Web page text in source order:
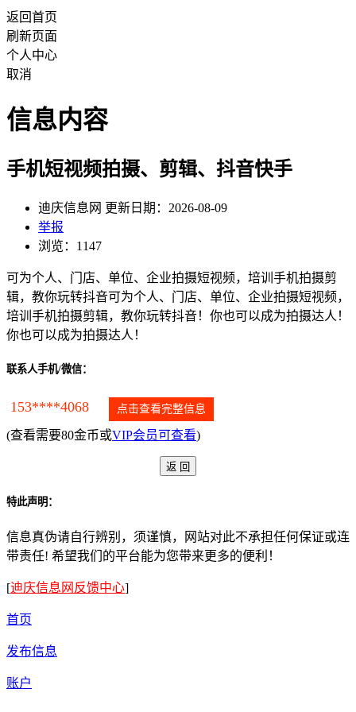
返回首页
刷新页面
个人中心
取消
信息内容
手机短视频拍摄、剪辑、抖音快手
迪庆信息网 更新日期：2026-08-09
举报
浏览：1147
可为个人、门店、单位、企业拍摄短视频，培训手机拍摄剪
辑，教你玩转抖音可为个人、门店、单位、企业拍摄短视频，
培训手机拍摄剪辑，教你玩转抖音！你也可以成为拍摄达人！
你也可以成为拍摄达人！
联系人手机/微信：
153****4068 点击查看完整信息
(查看需要80金币或VIP会员可查看)
特此声明：
信息真伪请自行辨别，须谨慎，网站对此不承担任何保证或连
带责任! 希望我们的平台能为您带来更多的便利！
[迪庆信息网反馈中心]
首页
发布信息
账户